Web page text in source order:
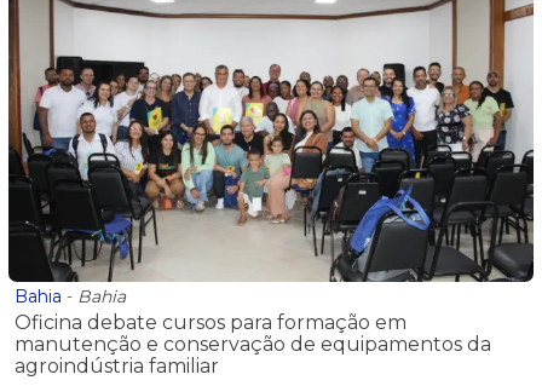
Bahia - Bahia
Oficina debate cursos para formação em
manutenção e conservação de equipamentos da
agroindústria familiar